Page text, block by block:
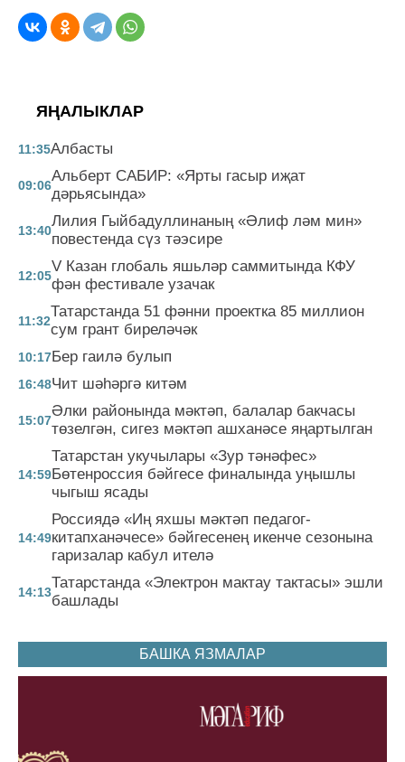
ЯҢАЛЫКЛАР
11:35Албасты
09:06
Альберт САБИР: «Ярты гасыр иҗат
дәрьясында»
13:40
Лилия Гыйбадуллинаның «Әлиф ләм мин»
повестенда сүз тәэсире
12:05
V Казан глобаль яшьләр саммитында КФУ
фән фестивале узачак
11:32
Татарстанда 51 фәнни проектка 85 миллион
сум грант биреләчәк
10:17Бер гаилә булып
16:48Чит шәһәргә китәм
15:07
Әлки районында мәктәп, балалар бакчасы
төзелгән, сигез мәктәп ашханәсе яңартылган
14:59
Татарстан укучылары «Зур тәнәфес»
Бөтенроссия бәйгесе финалында уңышлы
чыгыш ясады
14:49
Россиядә «Иң яхшы мәктәп педагог-
китапханәчесе» бәйгесенең икенче сезонына
гаризалар кабул ителә
14:13
Татарстанда «Электрон мактау тактасы» эшли
башлады
БАШКА ЯЗМАЛАР